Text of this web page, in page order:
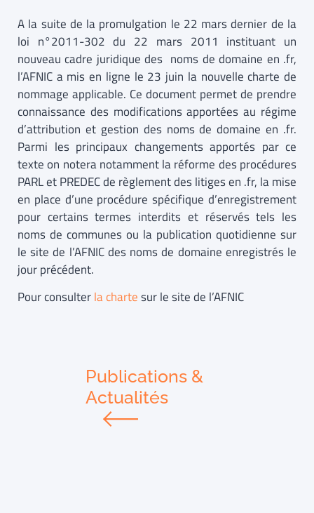
A la suite de la promulgation le 22 mars dernier de la
loi n°2011-302 du 22 mars 2011 instituant un
nouveau cadre juridiquedes noms de domaine en .fr,
l’AFNIC a mis en ligne le 23 juin la nouvelle charte de
nommage applicable. Ce document permet de prendre
connaissance des modifications apportées au régime
d’attribution et gestion des noms de domaine en .fr.
Parmi les principaux changements apportés par ce
texte on notera notamment la réforme des procédures
PARL et PREDEC de règlement des litiges en .fr, la mise
en place d’une procédure spécifique d’enregistrement
pour certains termes interdits et réservés tels les
noms de communes ou la publication quotidienne sur
le site de l’AFNIC des noms de domaine enregistrés le
jour précédent.
Pour consulterla chartesur le site de l’AFNIC
Publications &
Actualités